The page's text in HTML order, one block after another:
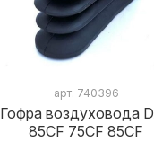
арт. 740396
Гофра воздуховода
85CF 75CF 85CF